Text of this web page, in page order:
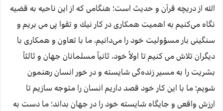
الله از دريچه قرآن و حديث است؛ هنگامی كه از اين ناحيه به قضيه
نگاه می‌كنيم به اهميت همكاری در كار نيك و تقوا پی می بريم و
سنگينی بار مسؤوليت خود را می‌دانيم، ما با تعاون و همكاری با
ديگران تلاش می كنيم تا اولاً خود، ثانياً مسلمانان جهان و ثالثاً
بشريت را به مسير زنده‌گی شايسته و در خور انسان رهنمون
شويم؛ ما با اين كار خود قصد داريم انسان را متوجه سازيم تا
ارزش واقعی و جايگاه شايسته خود را در جهان بداند؛ ما دست به